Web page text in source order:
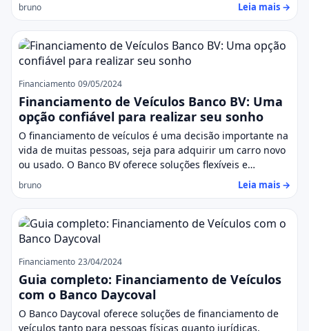
bruno Leia mais →
Financiamento 09/05/2024
Financiamento de Veículos Banco BV: Uma
opção confiável para realizar seu sonho
O financiamento de veículos é uma decisão importante na
vida de muitas pessoas, seja para adquirir um carro novo
ou usado. O Banco BV oferece soluções flexíveis e…
bruno Leia mais →
Financiamento 23/04/2024
Guia completo: Financiamento de Veículos
com o Banco Daycoval
O Banco Daycoval oferece soluções de financiamento de
veículos tanto para pessoas físicas quanto jurídicas,